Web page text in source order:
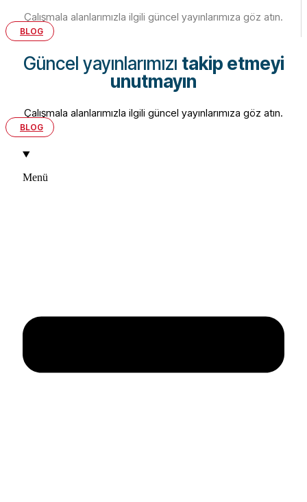
Çalışmala alanlarımızla ilgili güncel yayınlarımıza göz atın.
BLOG
Güncel yayınlarımızı takip etmeyi
unutmayın
Çalışmala alanlarımızla ilgili güncel yayınlarımıza göz atın.
BLOG
Menü